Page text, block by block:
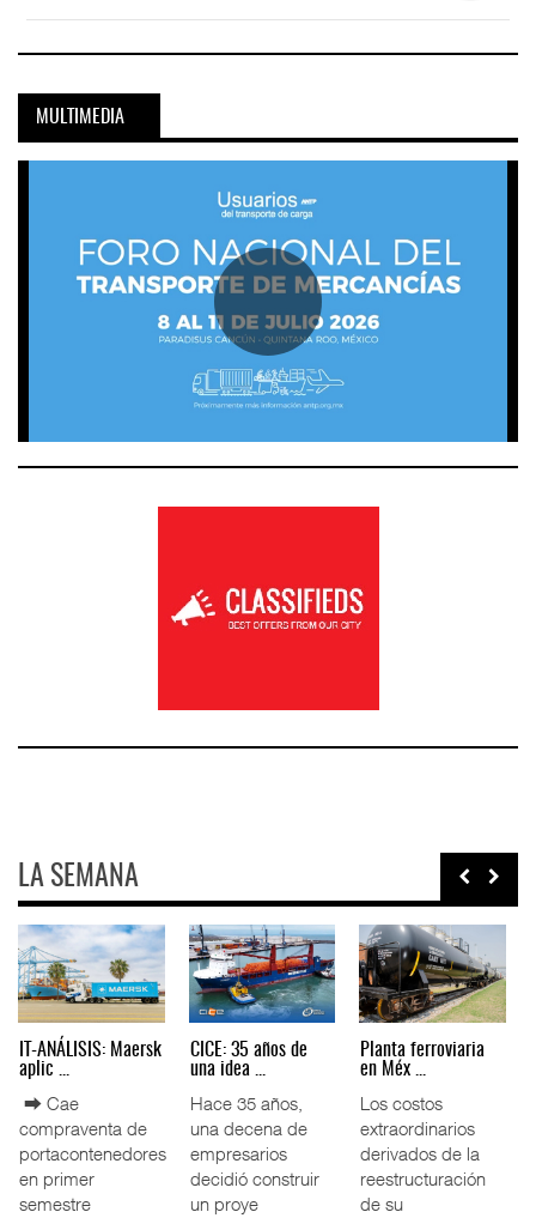
MULTIMEDIA
LA SEMANA
TMAZ eleva 77%
movimiento ...
La Terminal
Marítima de
Mazatlán (TMAZ),
subsidiaria
portuaria de
EE.UU. plantea
nuevas res ...
La Administración
Federal de
Ferrocarriles de
los Estados
Unidos (
IT-ANÁLISIS: Maersk
aplic ...
⮕ Cae
compraventa de
portacontenedores
en primer
semestre